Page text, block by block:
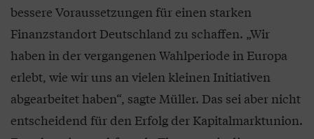
bessere Voraussetzungen für einen starken
Finanzstandort Deutschland zu schaffen. „Wir
haben in der vergangenen Wahlperiode in Europa
erlebt, wie wir uns an vielen kleinen Initiativen
abgearbeitet haben“, sagte Müller. Das sei aber nicht
entscheidend für den Erfolg der Kapitalmarktunion.